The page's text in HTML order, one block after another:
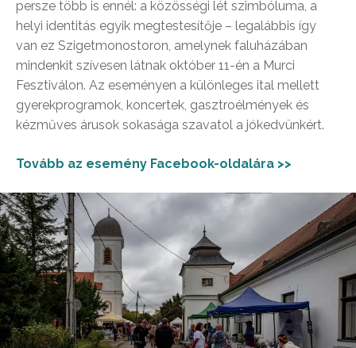
persze több is ennél: a közösségi lét szimbóluma, a
helyi identitás egyik megtestesítője – legalábbis így
van ez Szigetmonostoron, amelynek faluházában
mindenkit szívesen látnak október 11-én a Murci
Fesztiválon. Az eseményen a különleges ital mellett
gyerekprogramok, koncertek, gasztroélmények és
kézműves árusok sokasága szavatol a jókedvünkért.
Tovább az esemény Facebook-oldalára >>